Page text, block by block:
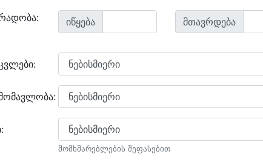
იწყება მთავრდება
მომხმარებლების შეფასებით